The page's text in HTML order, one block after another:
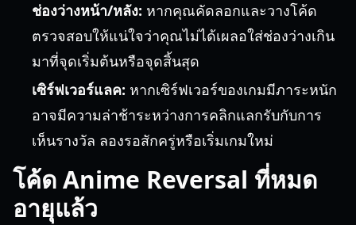
ช่องว่างหน้า/หลัง: หากคุณคัดลอกและวางโค้ด
ตรวจสอบให้แน่ใจว่าคุณไม่ได้เผลอใส่ช่องว่างเกิน
มาที่จุดเริ่มต้นหรือจุดสิ้นสุด
เซิร์ฟเวอร์แลค: หากเซิร์ฟเวอร์ของเกมมีภาระหนัก
อาจมีความล่าช้าระหว่างการคลิกแลกรับกับการ
เห็นรางวัล ลองรอสักครู่หรือเริ่มเกมใหม่
โค้ด Anime Reversal ที่หมด
อายุแล้ว